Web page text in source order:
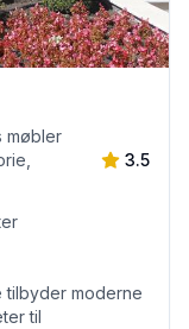
møbler
3.5
tilbyder moderne
til